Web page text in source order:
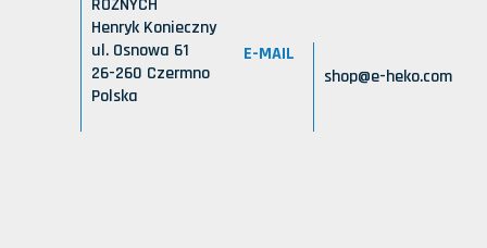
RÓŻNYCH
Henryk Konieczny
ul. Osnowa 61
26-260 Czermno
Polska
E-MAIL
shop@e-heko.com